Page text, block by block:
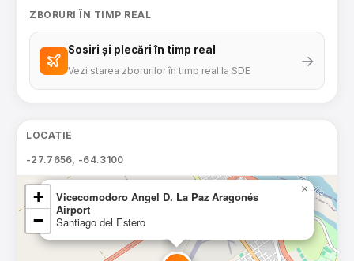
ZBORURI ÎN TIMP REAL
Sosiri și plecări în timp real
Vezi starea zborurilor în timp real la SDE
→
LOCAȚIE
-27.7656, -64.3100
Vicecomodoro Angel D. La Paz Aragonés
Airport
Santiago del Estero
×
+
−